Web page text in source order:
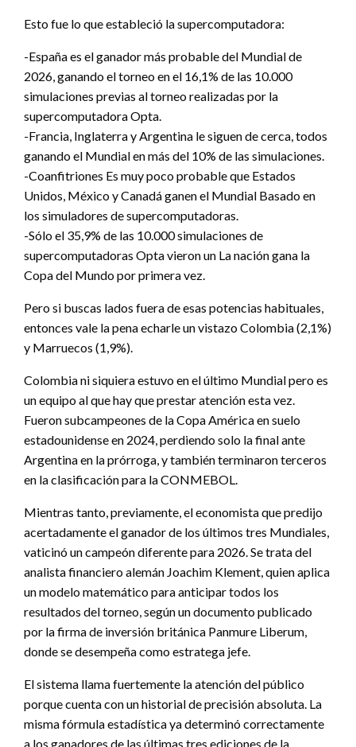
Esto fue lo que estableció la supercomputadora:
-España es el ganador más probable del Mundial de
2026, ganando el torneo en el 16,1% de las 10.000
simulaciones previas al torneo realizadas por la
supercomputadora Opta.
-Francia, Inglaterra y Argentina le siguen de cerca, todos
ganando el Mundial en más del 10% de las simulaciones.
-Coanfitriones Es muy poco probable que Estados
Unidos, México y Canadá ganen el Mundial Basado en
los simuladores de supercomputadoras.
-Sólo el 35,9% de las 10.000 simulaciones de
supercomputadoras Opta vieron un La nación gana la
Copa del Mundo por primera vez.
Pero si buscas lados fuera de esas potencias habituales,
entonces vale la pena echarle un vistazo Colombia (2,1%)
y Marruecos (1,9%).
Colombia ni siquiera estuvo en el último Mundial pero es
un equipo al que hay que prestar atención esta vez.
Fueron subcampeones de la Copa América en suelo
estadounidense en 2024, perdiendo solo la final ante
Argentina en la prórroga, y también terminaron terceros
en la clasificación para la CONMEBOL.
Mientras tanto, previamente, el economista que predijo
acertadamente el ganador de los últimos tres Mundiales,
vaticinó un campeón diferente para 2026. Se trata del
analista financiero alemán Joachim Klement, quien aplica
un modelo matemático para anticipar todos los
resultados del torneo, según un documento publicado
por la firma de inversión británica Panmure Liberum,
donde se desempeña como estratega jefe.
El sistema llama fuertemente la atención del público
porque cuenta con un historial de precisión absoluta. La
misma fórmula estadística ya determinó correctamente
a los ganadores de las últimas tres ediciones de la